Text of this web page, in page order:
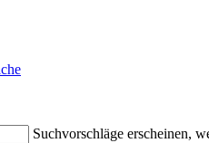
Suchvorschläge erscheinen,